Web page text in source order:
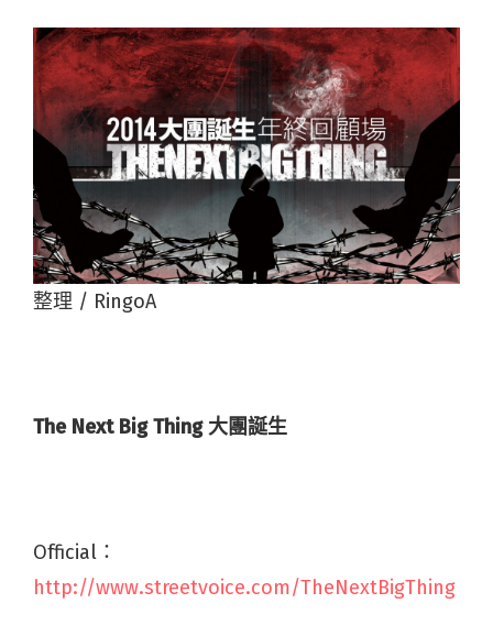
整理 / RingoA
The Next Big Thing 大團誕生
Official：
http://www.streetvoice.com/TheNextBigThing